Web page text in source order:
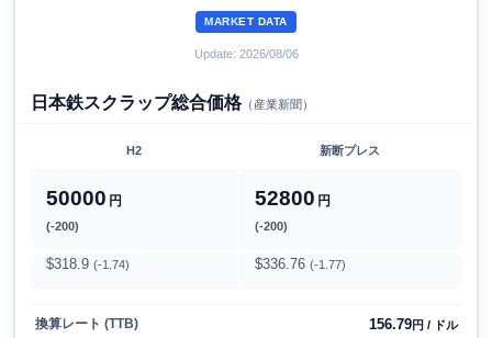
MARKET DATA
Update: 2026/08/06
日本鉄スクラップ総合価格（産業新聞）
H2 新断プレス
50000 円
(-200)
52800 円
(-200)
$318.9 (-1.74) $336.76 (-1.77)
換算レート (TTB) 156.79円 / ドル